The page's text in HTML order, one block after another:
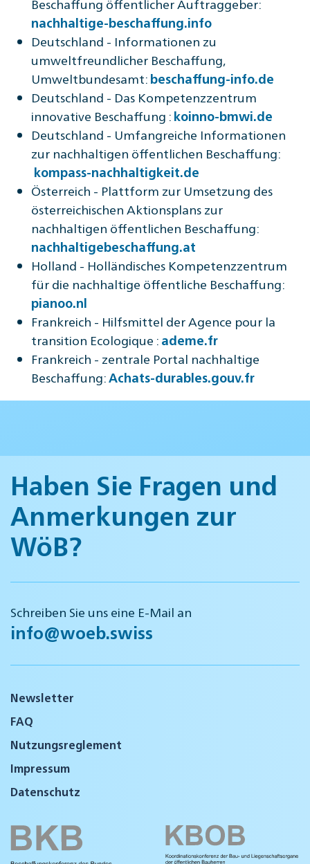
Beschaffung öffentlicher Auftraggeber:
nachhaltige-beschaffung.info
Deutschland - Informationen zu
umweltfreundlicher Beschaffung,
Umweltbundesamt: beschaffung-info.de
Deutschland - Das Kompetenzzentrum
innovative Beschaffung : koinno-bmwi.de
Deutschland - Umfangreiche Informationen
zur nachhaltigen öffentlichen Beschaffung:
kompass-nachhaltigkeit.de
Österreich - Plattform zur Umsetzung des
österreichischen Aktionsplans zur
nachhaltigen öffentlichen Beschaffung:
nachhaltigebeschaffung.at
Holland - Holländisches Kompetenzzentrum
für die nachhaltige öffentliche Beschaffung:
pianoo.nl
Frankreich - Hilfsmittel der Agence pour la
transition Ecologique : ademe.fr
Frankreich - zentrale Portal nachhaltige
Beschaffung:Achats-durables.gouv.fr
Haben Sie Fragen und
Anmerkungen zur
WöB?
Schreiben Sie uns eine E-Mail an
info@woeb.swiss
Newsletter
FAQ
Nutzungsreglement
Impressum
Datenschutz